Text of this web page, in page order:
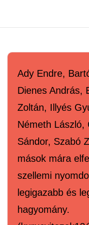
Ady Endre,
Dienes András,
Zoltán, Illyés
Németh László,
Sándor, Szabó
mások mára
szellemi
legigazabb és
hagyomány.